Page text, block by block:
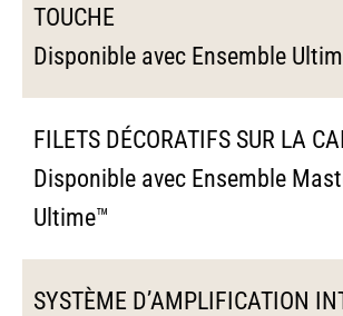
TOUCHE
Disponible avec Ensemble
FILETS DÉCORATIFS SUR LA
Disponible avec Ensemble
Ultime™
SYSTÈME D’AMPLIFICATION